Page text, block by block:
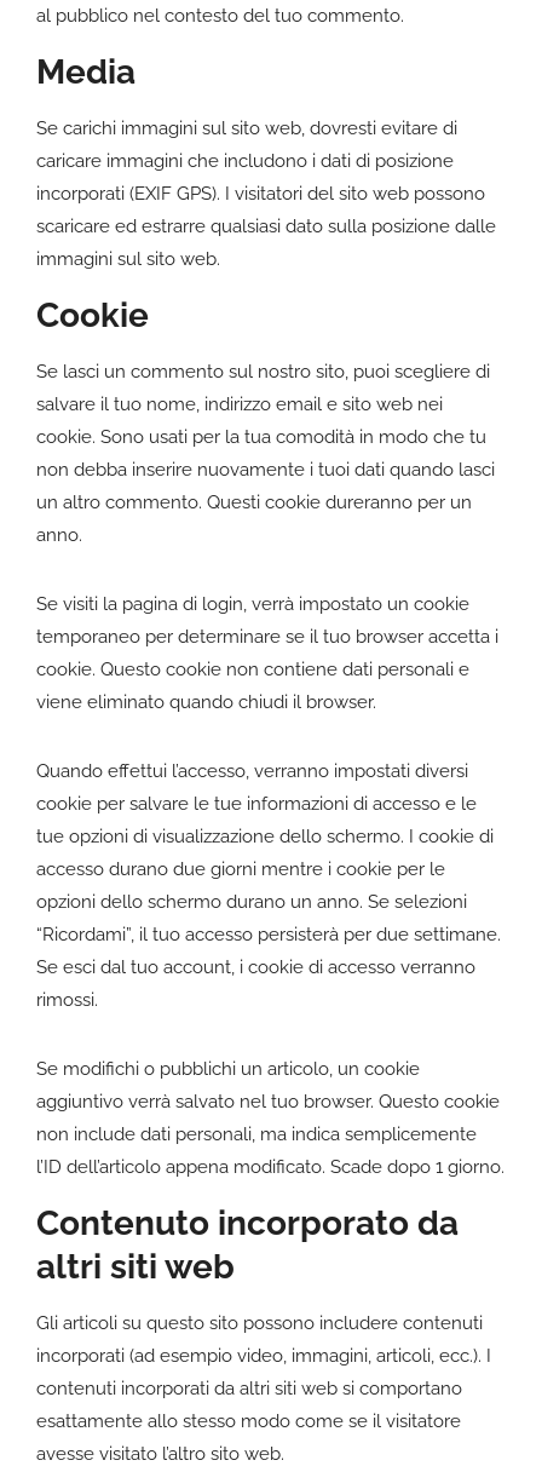
al pubblico nel contesto del tuo commento.
Media
Se carichi immagini sul sito web, dovresti evitare di
caricare immagini che includono i dati di posizione
incorporati (EXIF GPS). I visitatori del sito web possono
scaricare ed estrarre qualsiasi dato sulla posizione dalle
immagini sul sito web.
Cookie
Se lasci un commento sul nostro sito, puoi scegliere di
salvare il tuo nome, indirizzo email e sito web nei
cookie. Sono usati per la tua comodità in modo che tu
non debba inserire nuovamente i tuoi dati quando lasci
un altro commento. Questi cookie dureranno per un
anno.
Se visiti la pagina di login, verrà impostato un cookie
temporaneo per determinare se il tuo browser accetta i
cookie. Questo cookie non contiene dati personali e
viene eliminato quando chiudi il browser.
Quando effettui l’accesso, verranno impostati diversi
cookie per salvare le tue informazioni di accesso e le
tue opzioni di visualizzazione dello schermo. I cookie di
accesso durano due giorni mentre i cookie per le
opzioni dello schermo durano un anno. Se selezioni
“Ricordami”, il tuo accesso persisterà per due settimane.
Se esci dal tuo account, i cookie di accesso verranno
rimossi.
Se modifichi o pubblichi un articolo, un cookie
aggiuntivo verrà salvato nel tuo browser. Questo cookie
non include dati personali, ma indica semplicemente
l’ID dell’articolo appena modificato. Scade dopo 1 giorno.
Contenuto incorporato da
altri siti web
Gli articoli su questo sito possono includere contenuti
incorporati (ad esempio video, immagini, articoli, ecc.). I
contenuti incorporati da altri siti web si comportano
esattamente allo stesso modo come se il visitatore
avesse visitato l’altro sito web.